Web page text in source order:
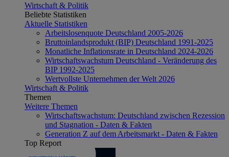
Wirtschaft & Politik
Beliebte Statistiken
Aktuelle Statistiken
Arbeitslosenquote Deutschland 2005-2026
Bruttoinlandsprodukt (BIP) Deutschland 1991-2025
Monatliche Inflationsrate in Deutschland 2024-2026
Wirtschaftswachstum Deutschland - Veränderung des
BIP 1992-2025
Wertvollste Unternehmen der Welt 2026
Wirtschaft & Politik
Themen
Weitere Themen
Wirtschaftswachstum: Deutschland zwischen Rezession
und Stagnation - Daten & Fakten
Generation Z auf dem Arbeitsmarkt - Daten & Fakten
Top Report